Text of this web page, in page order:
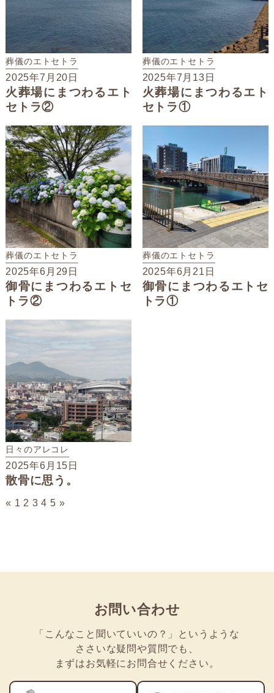
葬儀のエトセトラ
2025年7月20日
火葬場にまつわるエト
セトラ②
葬儀のエトセトラ
2025年7月13日
火葬場にまつわるエト
セトラ①
葬儀のエトセトラ
2025年6月29日
御骨にまつわるエトセ
トラ②
葬儀のエトセトラ
2025年6月21日
御骨にまつわるエトセ
トラ①
日々のアレコレ
2025年6月15日
散骨に思う。
« 1 2 3 4 5 »
お問い合わせ
「こんなこと聞いていいの？」
というような
ささいな疑問や質問でも
まずはお気軽にお問合せください。